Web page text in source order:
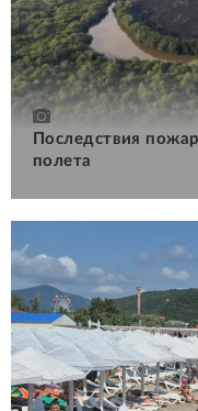
Последствия
полета